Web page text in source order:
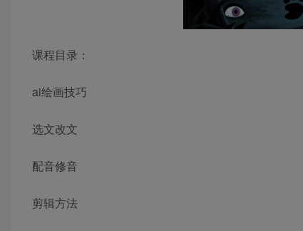
课程目录：
ai绘画技巧
选文改文
配音修音
剪辑方法